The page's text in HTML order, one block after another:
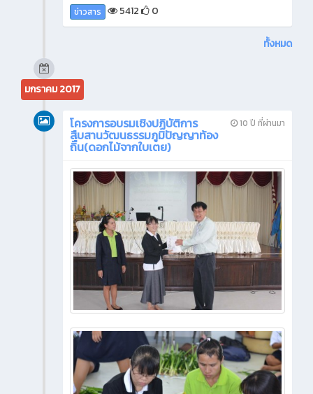
ข่าวสาร 5412 0
ทั้งหมด
มกราคม 2017
10 ปี ที่ผ่านมา
โครงการอบรมเชิงปฏิบัติการ
สืบสานวัฒนธรรมภูมิปัญญาท้อง
ถิื่่น(ดอกไม้จากใบเตย)